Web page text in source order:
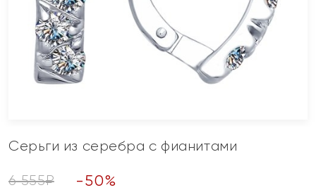
Серьги из серебра с фианитами
6 555₽ -50%